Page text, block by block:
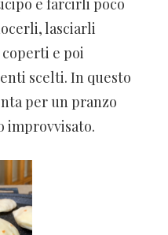
lasciarli
e poi
scelti. In questo
per un pranzo
improvvisato.